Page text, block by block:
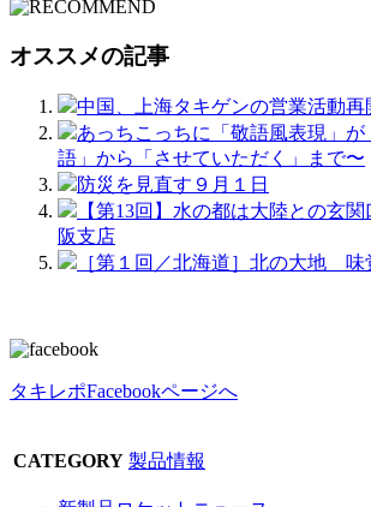
オススメの記事
中国、上海タキゲンの営業活動再
あっちこっちに「敬語風表現」
語」から「させていただく」まで〜
防災を見直す９月１日
【第13回】水の都は大陸との玄
阪支店
［第１回／北海道］北の大地 味
タキレポFacebookページへ
CATEGORY 製品情報